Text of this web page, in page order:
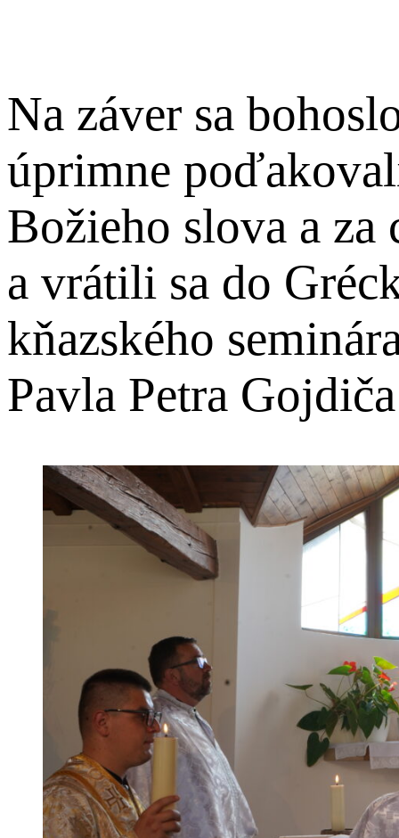
Na záver sa
úprimne
Božieho slova a za
a vrátili sa do
kňazského
Pavla Petra